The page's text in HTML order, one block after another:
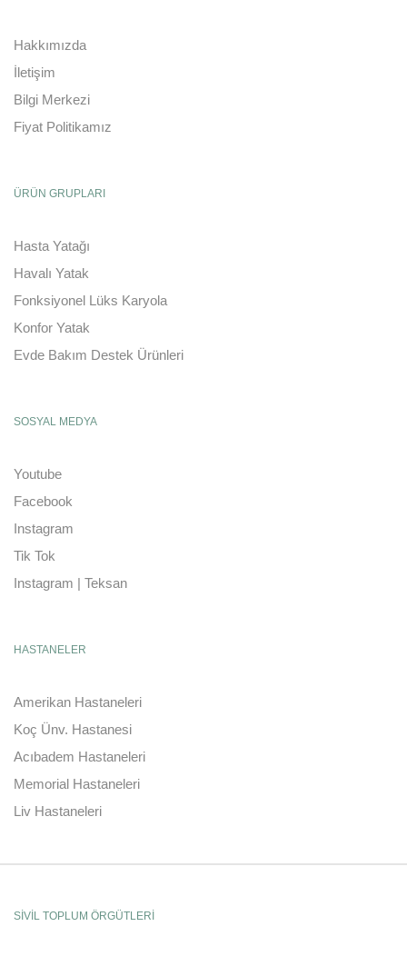
Hakkımızda
İletişim
Bilgi Merkezi
Fiyat Politikamız
ÜRÜN GRUPLARI
Hasta Yatağı
Havalı Yatak
Fonksiyonel Lüks Karyola
Konfor Yatak
Evde Bakım Destek Ürünleri
SOSYAL MEDYA
Youtube
Facebook
Instagram
Tik Tok
Instagram | Teksan
HASTANELER
Amerikan Hastaneleri
Koç Ünv. Hastanesi
Acıbadem Hastaneleri
Memorial Hastaneleri
Liv Hastaneleri
SİVİL TOPLUM ÖRGÜTLERİ